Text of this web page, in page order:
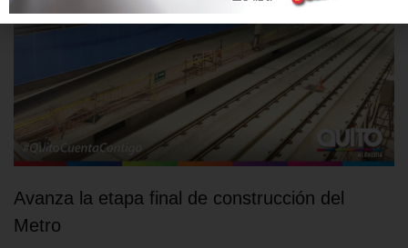
Avanza la etapa final de construcción del
Metro